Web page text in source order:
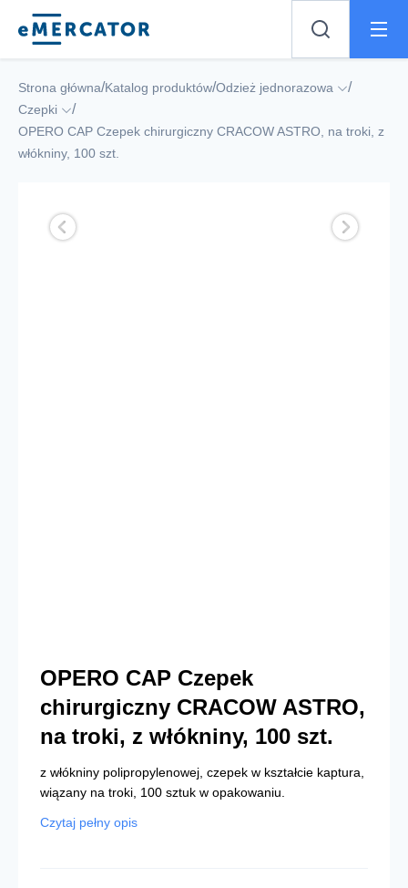
Mercator
Strona główna/Katalog produktów/Odzież jednorazowa /
Czepki /
OPERO CAP Czepek chirurgiczny CRACOW ASTRO, na troki, z
włókniny, 100 szt.
OPERO CAP Czepek
chirurgiczny CRACOW ASTRO,
na troki, z włókniny, 100 szt.
z włókniny polipropylenowej, czepek w kształcie kaptura,
wiązany na troki, 100 sztuk w opakowaniu.
Czytaj pełny opis